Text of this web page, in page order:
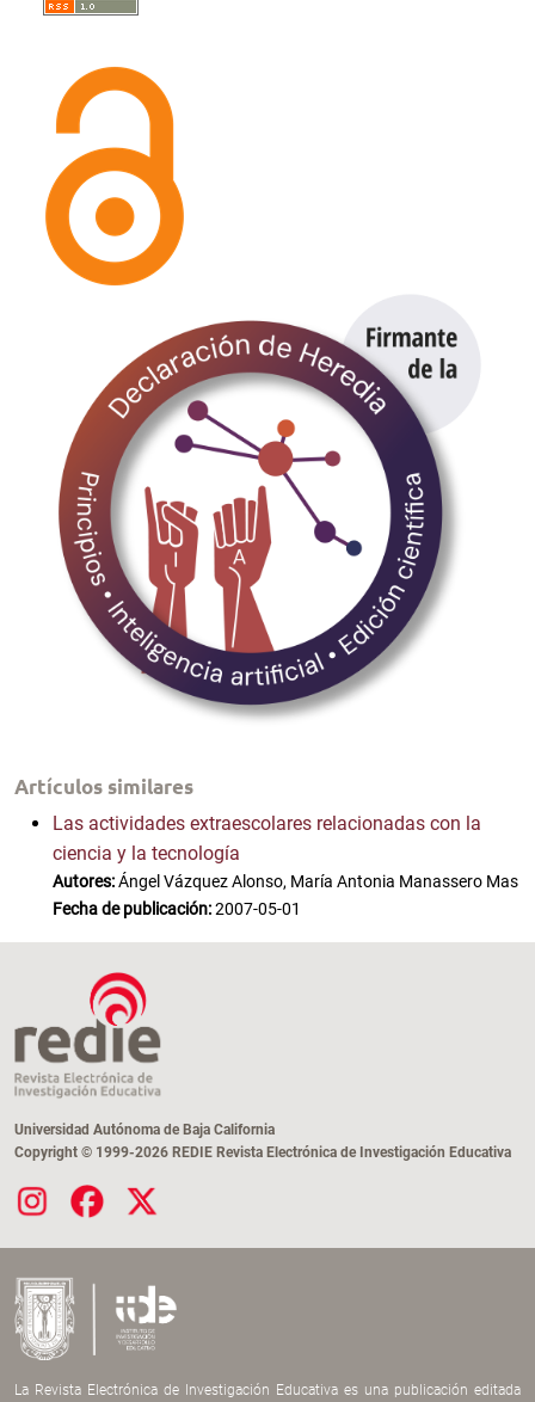
Artículos similares
Las actividades extraescolares relacionadas con la
ciencia y la tecnología
Autores:Ángel Vázquez Alonso, María Antonia Manassero Mas
Fecha de publicación:2007-05-01
Universidad Autónoma de Baja California
Copyright © 1999-2026 REDIE Revista Electrónica de Investigación Educativa
La Revista Electrónica de Investigación Educativa es una publicación editada